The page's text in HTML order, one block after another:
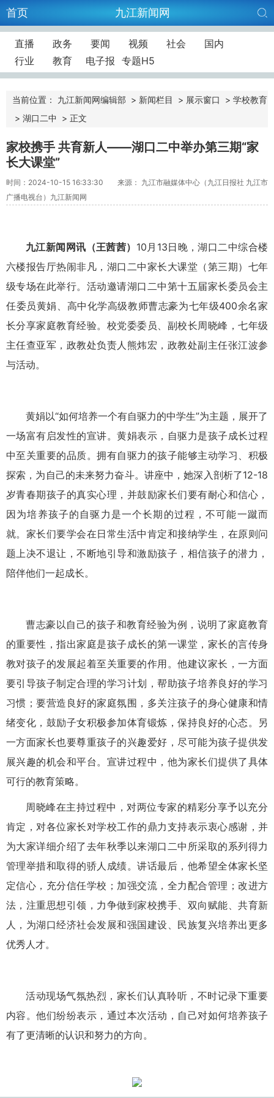
首页 九江新闻网
直播 政务 要闻 视频 社会
国内
行业
教育 电子报 专题H5
当前位置： 九江新闻网编辑部 > 新闻栏目 > 展示窗口 > 学校教育
> 湖口二中 > 正文
家校携手 共育新人——湖口二中举办第三期“家
长大课堂”
时间：2024-10-15 16:33:30
来源： 九江市融媒体中心（九江日报社 九江市
广播电视台）九江新闻网
九江新闻网讯 （王茜茜） 10月13日晚，湖口二中综合楼
六楼报告厅热闹非凡，湖口二中家长大课堂（第三期）七年
级专场在此举行。活动邀请湖口二中第十五届家长委员会主
任委员黄娟、高中化学高级教师曹志豪为七年级400余名家
长分享家庭教育经验。校党委委员、副校长周晓峰，七年级
主任查亚军，政教处负责人熊炜宏，政教处副主任张江波参
与活动。
黄娟以“如何培养一个有自驱力的中学生”为主题，展开了
一场富有启发性的宣讲。黄娟表示，自驱力是孩子成长过程
中至关重要的品质。拥有自驱力的孩子能够主动学习、积极
探索，为自己的未来努力奋斗。讲座中，她深入剖析了12-18
岁青春期孩子的真实心理，并鼓励家长们要有耐心和信心，
因为培养孩子的自驱力是一个长期的过程，不可能一蹴而
就。家长们要学会在日常生活中肯定和接纳学生，在原则问
题上决不退让，不断地引导和激励孩子，相信孩子的潜力，
陪伴他们一起成长。
曹志豪以自己的孩子和教育经验为例，说明了家庭教育
的重要性，指出家庭是孩子成长的第一课堂，家长的言传身
教对孩子的发展起着至关重要的作用。他建议家长，一方面
要引导孩子制定合理的学习计划，帮助孩子培养良好的学习
习惯；要营造良好的家庭氛围，多关注孩子的身心健康和情
绪变化，鼓励子女积极参加体育锻炼，保持良好的心态。另
一方面家长也要尊重孩子的兴趣爱好，尽可能为孩子提供发
展兴趣的机会和平台。宣讲过程中，他为家长们提供了具体
可行的教育策略。
周晓峰在主持过程中，对两位专家的精彩分享予以充分
肯定，对各位家长对学校工作的鼎力支持表示衷心感谢，并
为大家详细介绍了去年秋季以来湖口二中所采取的系列得力
管理举措和取得的骄人成绩。讲话最后，他希望全体家长坚
定信心，充分信任学校；加强交流，全力配合管理；改进方
法，注重思想引领，力争做到家校携手、双向赋能、共育新
人，为湖口经济社会发展和强国建设、民族复兴培养出更多
优秀人才。
活动现场气氛热烈，家长们认真聆听，不时记录下重要
内容。他们纷纷表示，通过本次活动，自己对如何培养孩子
有了更清晰的认识和努力的方向。